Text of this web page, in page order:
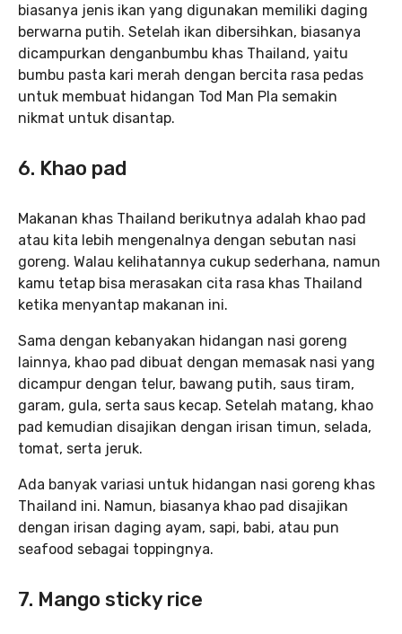
biasanya jenis ikan yang digunakan memiliki daging
berwarna putih. Setelah ikan dibersihkan, biasanya
dicampurkan denganbumbu khas Thailand, yaitu
bumbu pasta kari merah dengan bercita rasa pedas
untuk membuat hidangan Tod Man Pla semakin
nikmat untuk disantap.
6. Khao pad
Makanan khas Thailand berikutnya adalah khao pad
atau kita lebih mengenalnya dengan sebutan nasi
goreng. Walau kelihatannya cukup sederhana, namun
kamu tetap bisa merasakan cita rasa khas Thailand
ketika menyantap makanan ini.
Sama dengan kebanyakan hidangan nasi goreng
lainnya, khao pad dibuat dengan memasak nasi yang
dicampur dengan telur, bawang putih, saus tiram,
garam, gula, serta saus kecap. Setelah matang, khao
pad kemudian disajikan dengan irisan timun, selada,
tomat, serta jeruk.
Ada banyak variasi untuk hidangan nasi goreng khas
Thailand ini. Namun, biasanya khao pad disajikan
dengan irisan daging ayam, sapi, babi, atau pun
seafood sebagai toppingnya.
7. Mango sticky rice